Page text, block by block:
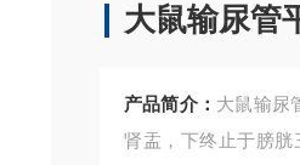
大鼠输尿管
产品简介： 大鼠输尿管平滑肌细胞 输尿管位
肾盂，下终止于膀